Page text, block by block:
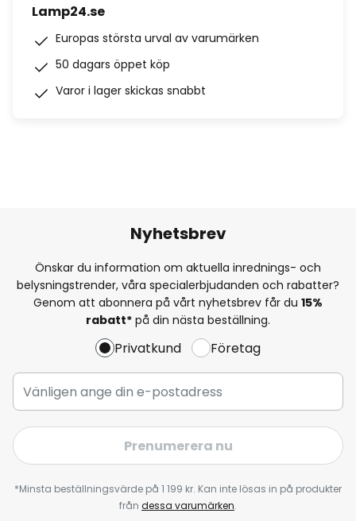
Lamp24.se
Europas största urval av varumärken
50 dagars öppet köp
Varor i lager skickas snabbt
Nyhetsbrev
Önskar du information om aktuella inrednings- och
belysningstrender, våra specialerbjudanden och rabatter?
Genom att abonnera på vårt nyhetsbrev får du 15%
rabatt* på din nästa beställning.
Privatkund Företag
Prenumerera nu
*Minsta beställningsvärde på 1 199 kr. Kan inte lösas in på produkter
från dessa varumärken.